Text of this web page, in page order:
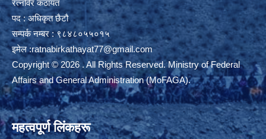
रत्नविर कठायत
पद : अधिकृत छैटौ
सम्पर्क नम्बर : ९८४८०५५०१५
इमेल :ratnabirkathayat77@gmail.com
Copyright © 2026 . All Rights Reserved. Ministry of Federal
Affairs and General Administration (MoFAGA).
महत्वपूर्ण लिंकहरू